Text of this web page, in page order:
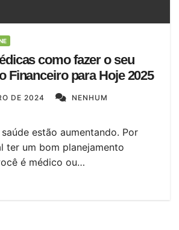
como fazer o seu
Financeiro para Hoje 2025
DE 2024
NENHUM
estão aumentando. Por
ter um bom planejamento
é médico ou…